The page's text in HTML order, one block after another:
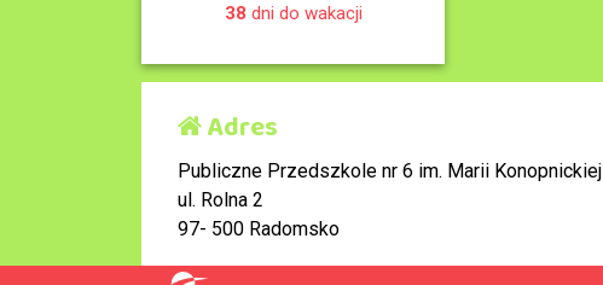
38 dni do wakacji
Adres
Publiczne Przedszkole nr 6 im. Marii Konopnickiej
ul. Rolna 2
97- 500 Radomsko